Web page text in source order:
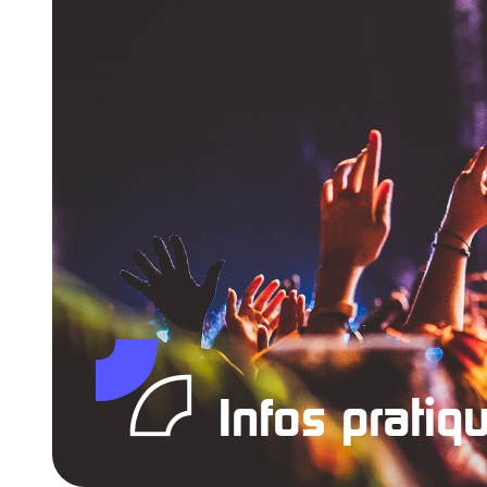
Infos